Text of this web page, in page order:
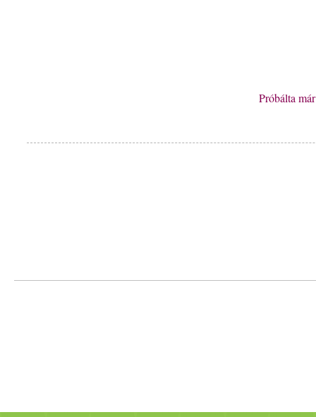
Próbálta